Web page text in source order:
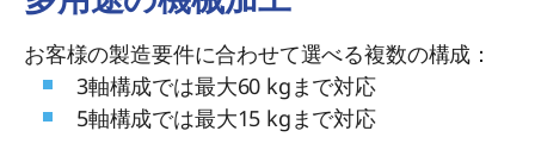
お客様の製造要件に合わせて選べる複数の構成：
3軸構成では最大60 kgまで対応
5軸構成では最大15 kgまで対応